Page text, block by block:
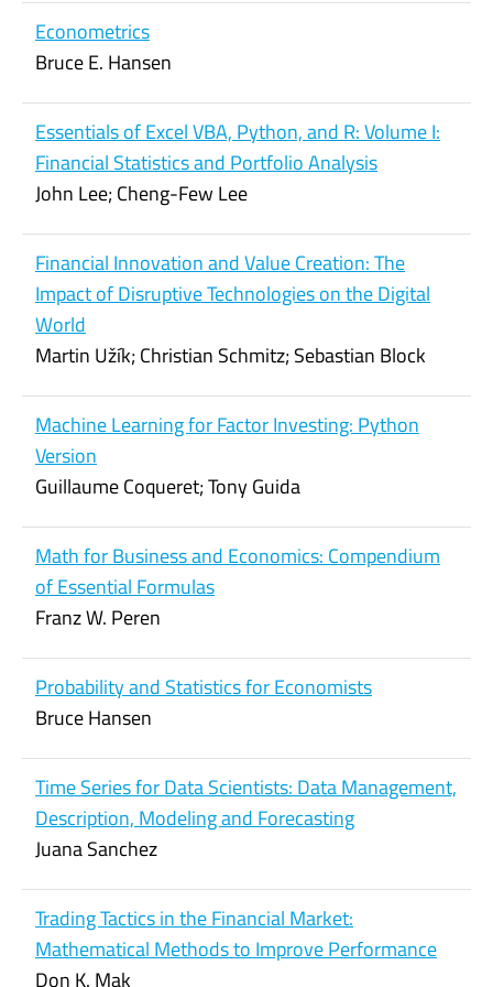
Econometrics
Bruce E. Hansen
Essentials of Excel VBA, Python, and R: Volume I:
Financial Statistics and Portfolio Analysis
John Lee; Cheng-Few Lee
Financial Innovation and Value Creation: The
Impact of Disruptive Technologies on the Digital
World
Martin Užík; Christian Schmitz; Sebastian Block
Machine Learning for Factor Investing: Python
Version
Guillaume Coqueret; Tony Guida
Math for Business and Economics: Compendium
of Essential Formulas
Franz W. Peren
Probability and Statistics for Economists
Bruce Hansen
Time Series for Data Scientists: Data Management,
Description, Modeling and Forecasting
Juana Sanchez
Trading Tactics in the Financial Market:
Mathematical Methods to Improve Performance
Don K. Mak